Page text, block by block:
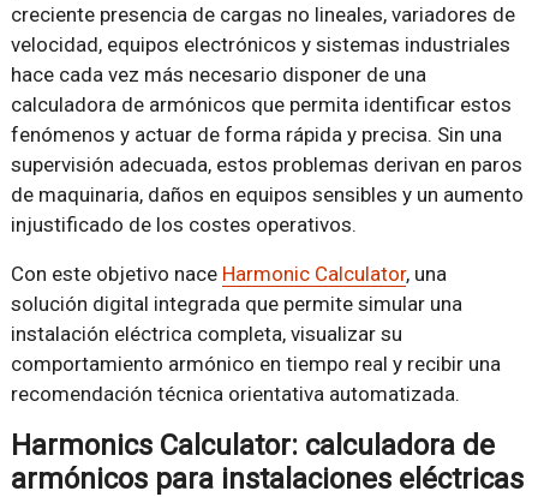
creciente presencia de cargas no lineales, variadores de
velocidad, equipos electrónicos y sistemas industriales
hace cada vez más necesario disponer de una
calculadora de armónicos que permita identificar estos
fenómenos y actuar de forma rápida y precisa. Sin una
supervisión adecuada, estos problemas derivan en paros
de maquinaria, daños en equipos sensibles y un aumento
injustificado de los costes operativos.
Con este objetivo nace Harmonic Calculator, una
solución digital integrada que permite simular una
instalación eléctrica completa, visualizar su
comportamiento armónico en tiempo real y recibir una
recomendación técnica orientativa automatizada.
Harmonics Calculator: calculadora de
armónicos para instalaciones eléctricas